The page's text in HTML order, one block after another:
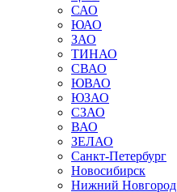
САО
ЮАО
ЗАО
ТИНАО
СВАО
ЮВАО
ЮЗАО
СЗАО
ВАО
ЗЕЛАО
Санкт-Петербург
Новосибирск
Нижний Новгород